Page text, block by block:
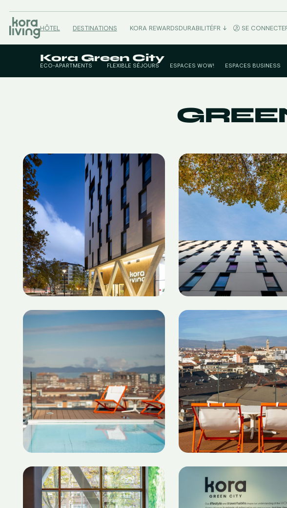
HÔTEL DESTINATIONS KORA REWARDSDURABILITÉFR SE
Kora Green City
ÉCO-APARTMENTS
ÉCO-STUDIOS
FLEXIBLE SÉJOURS ESPACES WOW! ESPACES BUSINESS